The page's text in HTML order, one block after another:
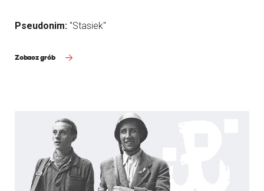
Pseudonim: "Stasiek"
Zobacz grób